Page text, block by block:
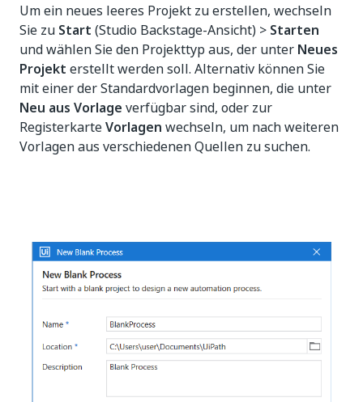
Um ein neues leeres Projekt zu erstellen, wechseln
Sie zu Start (Studio Backstage-Ansicht) > Starten
und wählen Sie den Projekttyp aus, der unter Neues
Projekt erstellt werden soll. Alternativ können Sie
mit einer der Standardvorlagen beginnen, die unter
Neu aus Vorlage verfügbar sind, oder zur
RegisterkarteVorlagen wechseln, um nach weiteren
Vorlagen aus verschiedenen Quellen zu suchen.